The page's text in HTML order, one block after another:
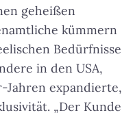
geheißen
kümmern
Bedürfnisse
in den USA,
Jahren expandierte,
„Der Kunde